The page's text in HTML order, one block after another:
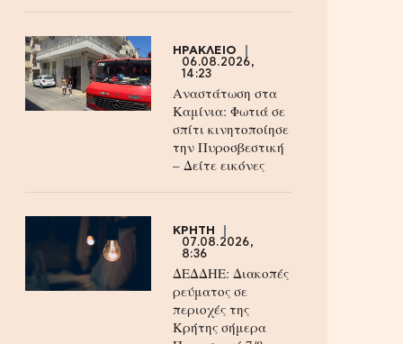
ΗΡΑΚΛΕΙΟ
06.08.2026,
14:23
Αναστάτωση στα
Καμίνια: Φωτιά σε
σπίτι κινητοποίησε
την Πυροσβεστική
– Δείτε εικόνες
ΚΡΗΤΗ
07.08.2026,
8:36
ΔΕΔΔΗΕ: Διακοπές
ρεύματος σε
περιοχές της
Κρήτης σήμερα